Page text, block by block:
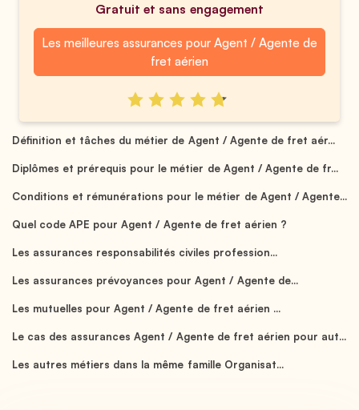
Gratuit et sans engagement
Les meilleures assurances pour Agent / Agente de
fret aérien
Définition et tâches du métier de Agent / Agente de fret aér...
Diplômes et prérequis pour le métier de Agent / Agente de fr...
Conditions et rémunérations pour le métier de Agent / Agente...
Quel code APE pour Agent / Agente de fret aérien ?
Les assurances responsabilités civiles profession...
Les assurances prévoyances pour Agent / Agente de...
Les mutuelles pour Agent / Agente de fret aérien ...
Le cas des assurances Agent / Agente de fret aérien pour aut...
Les autres métiers dans la même famille Organisat...